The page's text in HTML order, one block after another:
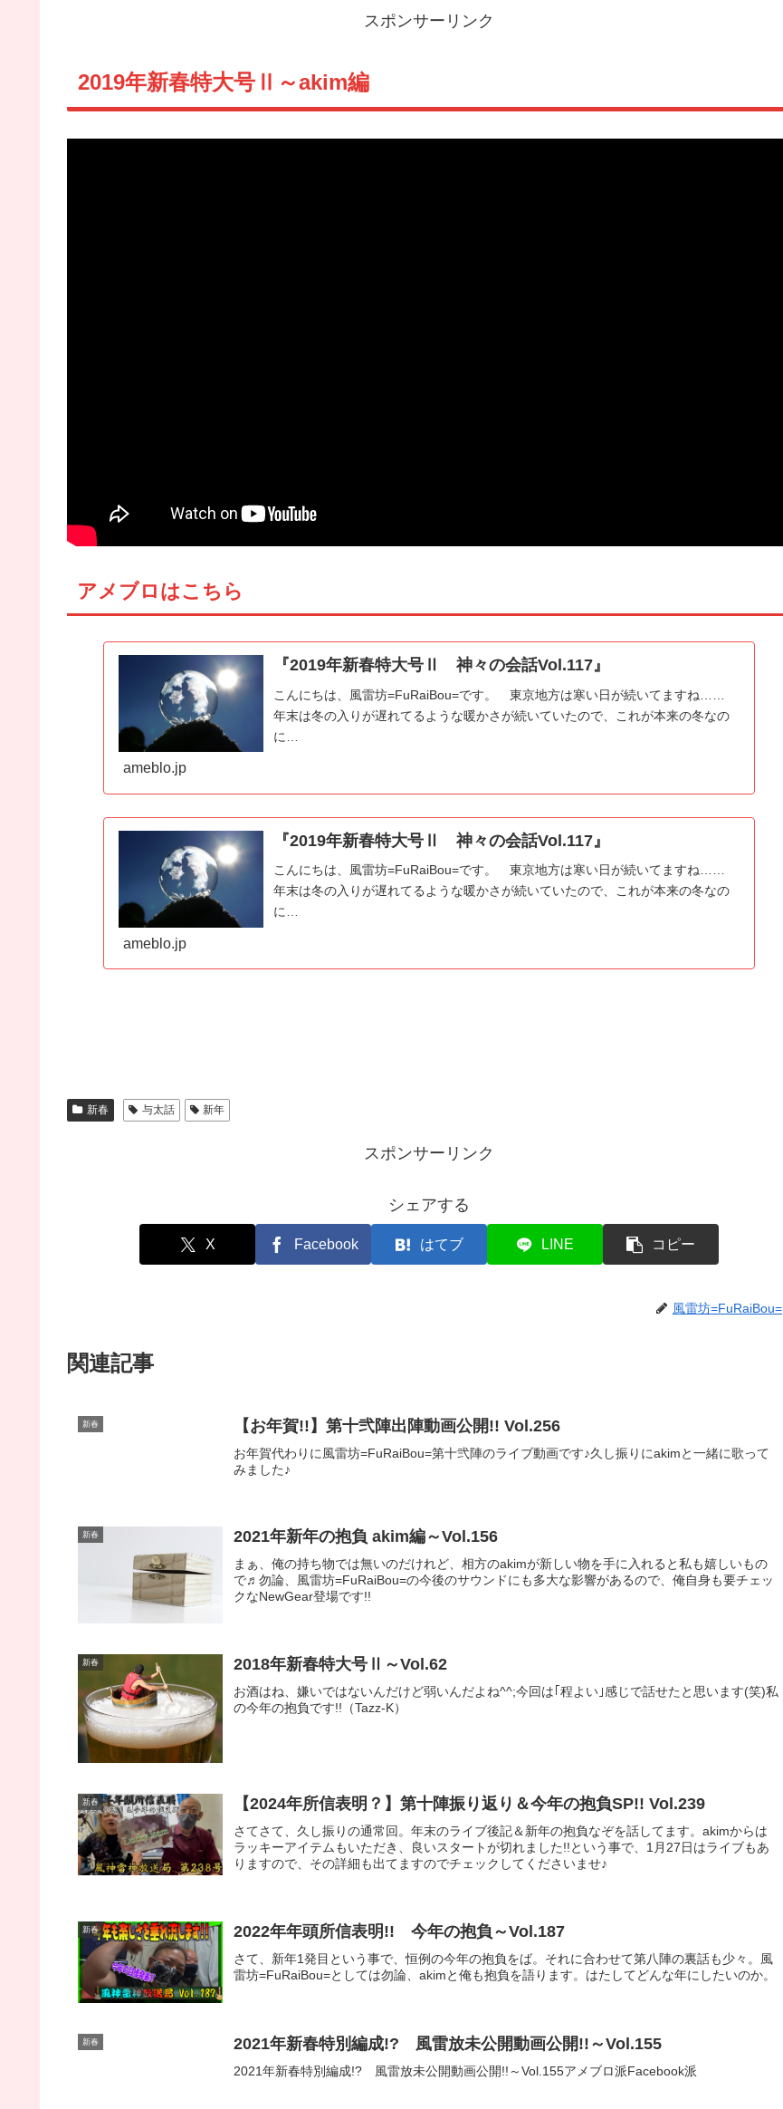
スポンサーリンク
2019年新春特大号Ⅱ～akim編
アメブロはこちら
『2019年新春特大号Ⅱ 神々の会話Vol.117』
こんにちは、風雷坊=FuRaiBou=です。 東京地方は寒い日が続いてますね……
年末は冬の入りが遅れてるような暖かさが続いていたので、これが本来の冬なの
に…
ameblo.jp
『2019年新春特大号Ⅱ 神々の会話Vol.117』
こんにちは、風雷坊=FuRaiBou=です。 東京地方は寒い日が続いてますね……
年末は冬の入りが遅れてるような暖かさが続いていたので、これが本来の冬なの
に…
ameblo.jp
新春 与太話 新年
スポンサーリンク
シェアする
X Facebook はてブ LINE コピー
風雷坊=FuRaiBou=
関連記事
新春 【お年賀!!】第十弐陣出陣動画公開!! Vol.256
お年賀代わりに風雷坊=FuRaiBou=第十弐陣のライブ動画です♪久し振りにakimと一緒に歌って
みました♪
新春 2021年新年の抱負 akim編～Vol.156
まぁ、俺の持ち物では無いのだけれど、相方のakimが新しい物を手に入れると私も嬉しいもの
で♬勿論、風雷坊=FuRaiBou=の今後のサウンドにも多大な影響があるので、俺自身も要チェッ
クなNewGear登場です!!
新春 2018年新春特大号Ⅱ～Vol.62
お酒はね、嫌いではないんだけど弱いんだよね^^;今回は｢程よい｣感じで話せたと思います(笑)私
の今年の抱負です!!（Tazz-K）
新春 【2024年所信表明？】第十陣振り返り＆今年の抱負SP!! Vol.239
さてさて、久し振りの通常回。年末のライブ後記＆新年の抱負なぞを話してます。akimからは
ラッキーアイテムもいただき、良いスタートが切れました!!という事で、1月27日はライブもあ
りますので、その詳細も出てますのでチェックしてくださいませ♪
新春 2022年年頭所信表明!! 今年の抱負～Vol.187
さて、新年1発目という事で、恒例の今年の抱負をば。それに合わせて第八陣の裏話も少々。風
雷坊=FuRaiBou=としては勿論、akimと俺も抱負を語ります。はたしてどんな年にしたいのか。
新春 2021年新春特別編成!? 風雷放未公開動画公開!!～Vol.155
2021年新春特別編成!? 風雷放未公開動画公開!!～Vol.155アメブロ派Facebook派